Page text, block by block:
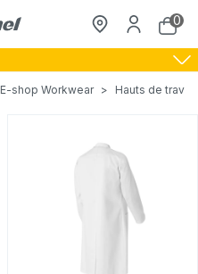
0
E-shop Workwear > Hauts de travail